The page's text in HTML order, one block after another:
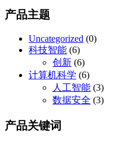
$17.00
产品主题
Uncategorized (0)
科技智能 (6)
创新 (6)
计算机科学 (6)
人工智能 (3)
数据安全 (3)
产品关键词